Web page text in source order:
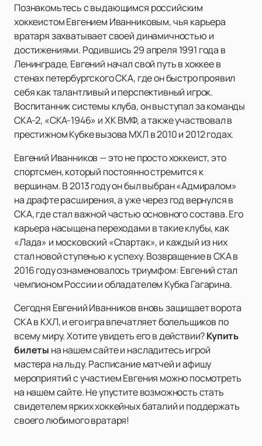
Познакомьтесь с выдающимся российским
хоккеистом Евгением Иванниковым, чья карьера
вратаря захватывает своей динамичностью и
достижениями. Родившись 29 апреля 1991 года в
Ленинграде, Евгений начал свой путь в хоккее в
стенах петербургского СКА, где он быстро проявил
себя как талантливый и перспективный игрок.
Воспитанник системы клуба, он выступал за команды
СКА-2, «СКА-1946» и ХК ВМФ, а также участвовал в
престижном Кубке вызова МХЛ в 2010 и 2012 годах.
Евгений Иванников — это не просто хоккеист, это
спортсмен, который постоянно стремится к
вершинам. В 2013 году он был выбран «Адмиралом»
на драфте расширения, а уже через год вернулся в
СКА, где стал важной частью основного состава. Его
карьера насыщена переходами в такие клубы, как
«Лада» и московский «Спартак», и каждый из них
стал новой ступенью к успеху. Возвращение в СКА в
2016 году ознаменовалось триумфом: Евгений стал
чемпионом России и обладателем Кубка Гагарина.
Сегодня Евгений Иванников вновь защищает ворота
СКА в КХЛ, и его игра впечатляет болельщиков по
всему миру. Хотите увидеть его в действии?Купить
билеты на нашем сайте и насладитесь игрой
мастера на льду. Расписание матчей и афишу
мероприятий с участием Евгения можно посмотреть
на нашем сайте. Не упустите возможность стать
свидетелем ярких хоккейных баталий и поддержать
своего любимого вратаря!